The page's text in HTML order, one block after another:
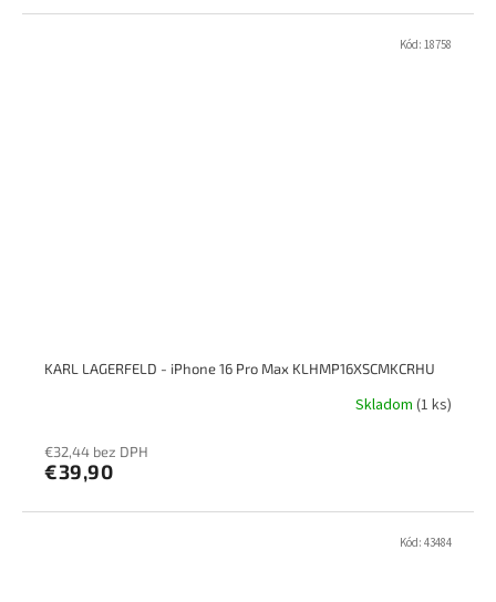
KARL LAGERFELD - iPhone 16 Pro Max KLHMP16XSCMKCRHU
Skladom (1 ks)
€32,44 bez DPH
€39,90
Kód: 18758
Kód: 43484